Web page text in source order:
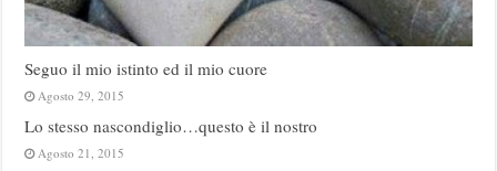
Seguo il mio istinto ed il mio cuore
Agosto 29, 2015
Lo stesso nascondiglio…questo è il nostro
Agosto 21, 2015